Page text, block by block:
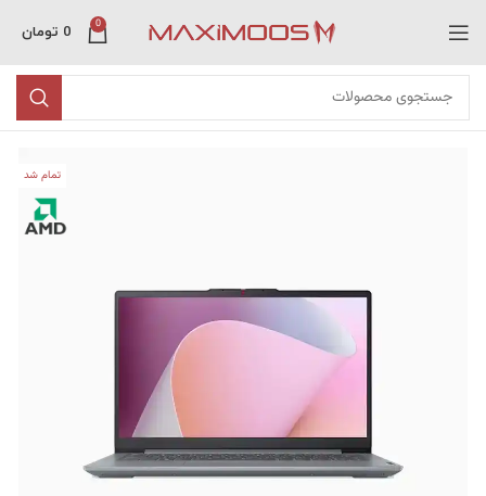
0
0 تومان
تمام شد